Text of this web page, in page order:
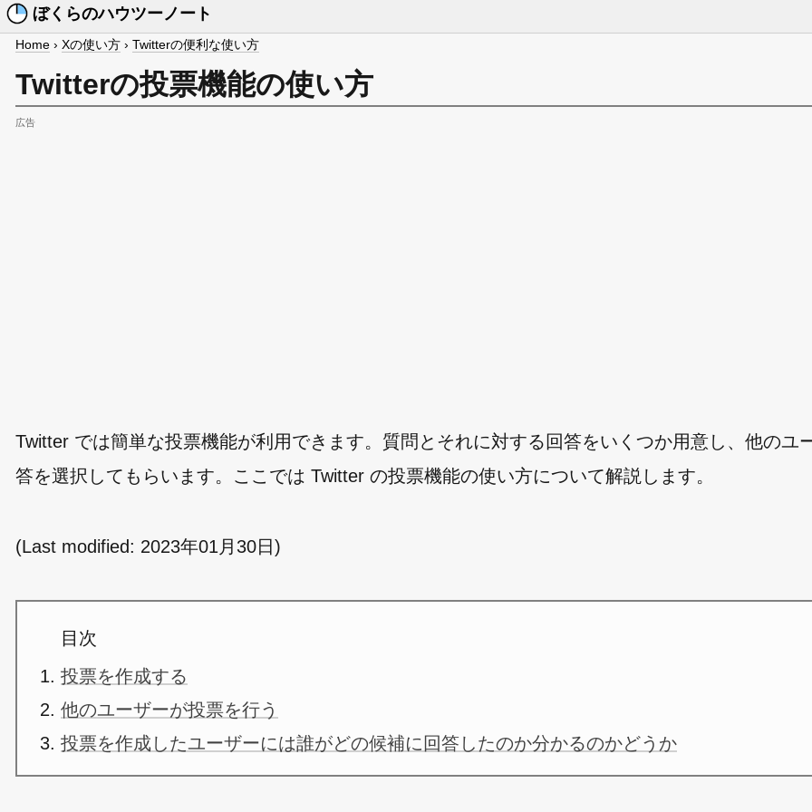
ぼくらのハウツーノート
Home › Xの使い方 › Twitterの便利な使い方
Twitterの投票機能の使い方
広告
Twitter では簡単な投票機能が利用できます。質問とそれに対する回答をいくつか用意し、他のユ
答を選択してもらいます。ここでは Twitter の投票機能の使い方について解説します。
(Last modified: 2023年01月30日 )
目次
投票を作成する
他のユーザーが投票を行う
投票を作成したユーザーには誰がどの候補に回答したのか分かるのかどうか